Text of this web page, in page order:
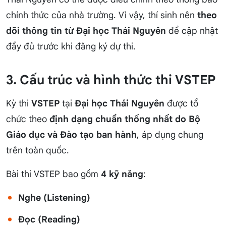
chính thức của nhà trường. Vì vậy, thí sinh nên theo
dõi thông tin từ Đại học Thái Nguyên để cập nhật
đầy đủ trước khi đăng ký dự thi.
3. Cấu trúc và hình thức thi VSTEP
Kỳ thi VSTEP tại Đại học Thái Nguyên được tổ
chức theo định dạng chuẩn thống nhất do Bộ
Giáo dục và Đào tạo ban hành, áp dụng chung
trên toàn quốc.
Bài thi VSTEP bao gồm 4 kỹ năng:
Nghe (Listening)
Đọc (Reading)